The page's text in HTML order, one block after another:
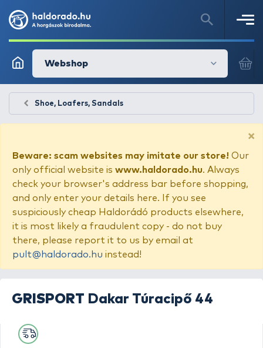
Webshop
Shoe, Loafers, Sandals
×
Beware: scam websites may imitate our store! Our
only official website is www.haldorado.hu. Always
check your browser's address bar before shopping,
and only enter your details here. If you see
suspiciously cheap Haldorádó products elsewhere,
it is most likely a fraudulent copy - do not buy
there, please report it to us by email at
pult@haldorado.hu instead!
GRISPORT Dakar Túracipő 44